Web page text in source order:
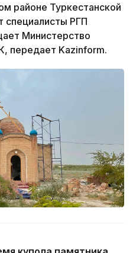
районе Туркестанской
специалисты РГП
Министерство
передает Kazinform.